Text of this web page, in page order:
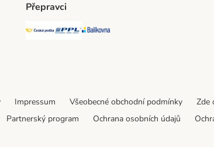
Method
Přepravci
Česká pošta Shipping Method
PPL Shipping Method
Balíkovna Shipping Method
Impressum Všeobecné obchodní podmínky Zde
Partnerský program Ochrana osobních údajů